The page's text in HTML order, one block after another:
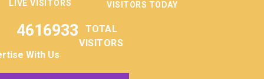
LIVE VISITORS VISITORS TODAY
4616933
TOTAL
VISITORS
With Us